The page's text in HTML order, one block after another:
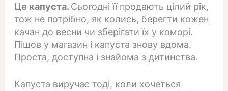
Це капуста. Сьогодні її продають цілий рік,
тож не потрібно, як колись, берегти кожен
качан до весни чи зберігати їх у коморі.
Пішов у магазин і капуста знову вдома.
Проста, доступна і знайома з дитинства.
Капуста виручає тоді, коли хочеться